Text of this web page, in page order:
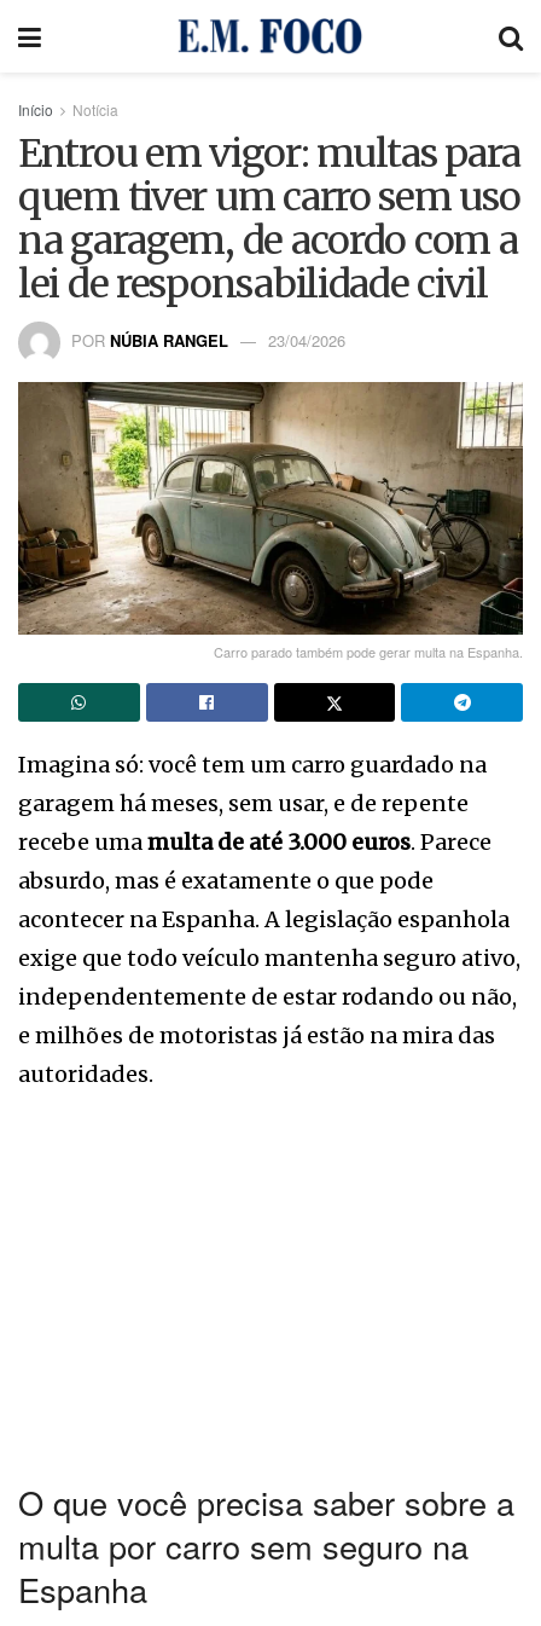
Início Notícia
Entrou em vigor: multas para
quem tiver um carro sem uso
na garagem, de acordo com a
lei de responsabilidade civil
POR NÚBIA RANGEL 23/04/2026
Carro parado também pode gerar multa na Espanha.
Imagina só: você tem um carro guardado na
garagem há meses, sem usar, e de repente
recebe umamulta de até 3.000 euros. Parece
absurdo, mas é exatamente o que pode
acontecer na Espanha. A legislação espanhola
exige que todo veículo mantenha seguro ativo,
independentemente de estar rodando ou não,
e milhões de motoristas já estão na mira das
autoridades.
O que você precisa saber sobre a
multa por carro sem seguro na
Espanha